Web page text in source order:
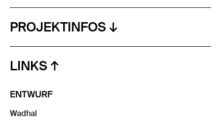
PROJEKTINFOS
LINKS
ENTWURF
Wadhal